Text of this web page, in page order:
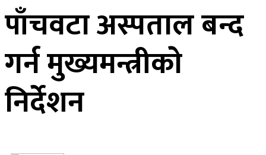
पाँचवटा अस्पताल बन्द
गर्न मुख्यमन्त्रीकाे
निर्देशन